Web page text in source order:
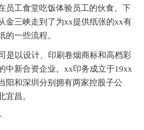
员工食堂吃饭体验员工的伙食。下
金三峡走到了为xx提供纸张的xx有
的一些流程。
以设计、印刷卷烟商标和高档彩
中新合资企业。xx印务成立于19xx
阳和深圳分别拥有两家控股子公
宜昌。